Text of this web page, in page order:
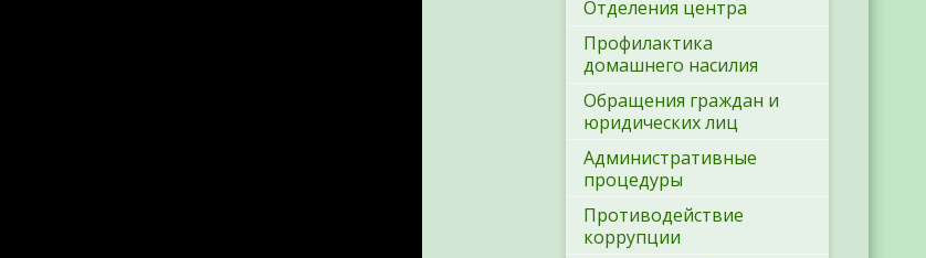
Отделения центра
Профилактика
домашнего насилия
Обращения граждан и
юридических лиц
Административные
процедуры
Противодействие
коррупции